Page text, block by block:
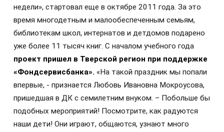
недели», стартовал еще в октябре 2011 года. За это
время многодетным и малообеспеченным семьям,
библиотекам школ, интернатов и детдомов подарено
уже более 11 тысяч книг. С началом учебного года
проект пришел в Тверской регион при поддержке
«Фондсервисбанка». «На такой праздник мы попали
впервые, - признается Любовь Ивановна Мокроусова,
пришедшая в ДК с семилетним внуком. – Побольше бы
подобных мероприятий! Посмотрите, как радуются
наши дети! Они играют, общаются, узнают много